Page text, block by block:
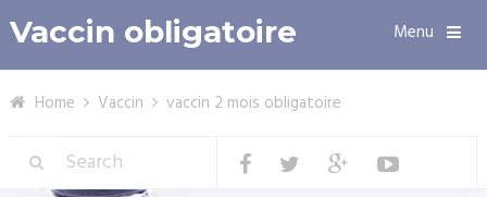
Vaccin obligatoire Menu
Home Vaccin vaccin 2 mois obligatoire